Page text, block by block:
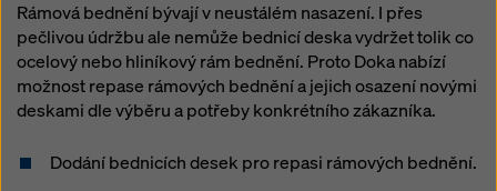
Rámová bednění bývají v neustálém nasazení. I přes
pečlivou údržbu ale nemůže bednicí deska vydržet tolik co
ocelový nebo hliníkový rám bednění. Proto Doka nabízí
možnost repase rámových bednění a jejich osazení novými
deskami dle výběru a potřeby konkrétního zákazníka.
Dodání bednicích desek pro repasi rámových bednění.